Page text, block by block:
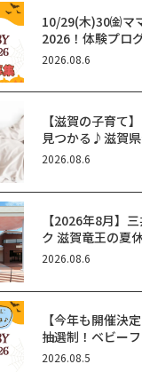
10/29(木)30㈮マ
2026！体験プロ
ん向けイベント
2026.08.6
【滋賀の子育て
見つかる♪滋賀
が」使ってる？
2026.08.6
【2026年8月】
ク 滋賀竜王の夏
め！びしょぬれ
ん！
2026.08.6
【今年も開催決
抽選制！ベビー
無料☆10/29(木
2026.08.5